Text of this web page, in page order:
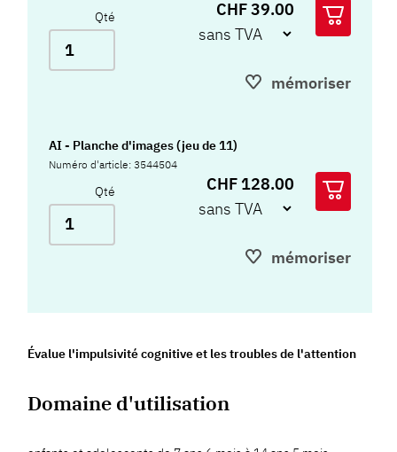
Qté CHF 39.00
mémoriser
AI - Planche d'images (jeu de 11)
Numéro d'article: 3544504
Qté CHF 128.00
mémoriser
Évalue l'impulsivité cognitive et les troubles de l'attention
Domaine d'utilisation